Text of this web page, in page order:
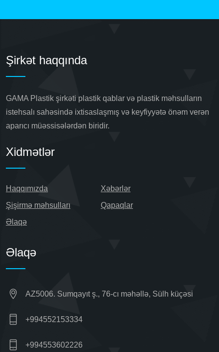
Şirkət haqqında
GAMA Plastik şirkəti plastik qablar və plastik məhsulların
istehsalı sahəsində ixtisaslaşmış və keyfiyyətə önəm verən
aparıcı müəssisələrdən biridir.
Xidmətlər
Haqqımızda
Xəbərlər
Şişirmə məhsulları
Qapaqlar
Əlaqə
Əlaqə
AZ5006. Sumqayıt ş., 76-cı məhəllə, Sülh küçəsi
+994552153334
+994553602226